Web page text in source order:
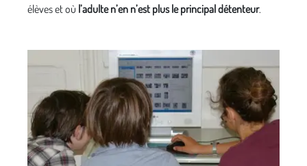
élèves et où l’adulte n’en n’est plus le principal détenteur.